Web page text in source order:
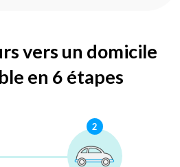
vers un domicile
en 6 étapes
2